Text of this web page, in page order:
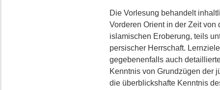
Die Vorlesung behandelt
Vorderen Orient in der Zeit von
islamischen Eroberung, teils
persischer Herrschaft.
gegebenenfalls auch
Kenntnis von Grundzügen der
die überblickshafte Kenntnis